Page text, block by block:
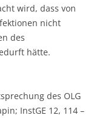
wird, dass von
nicht
des
hätte.
des OLG
InstGE 12, 114 –